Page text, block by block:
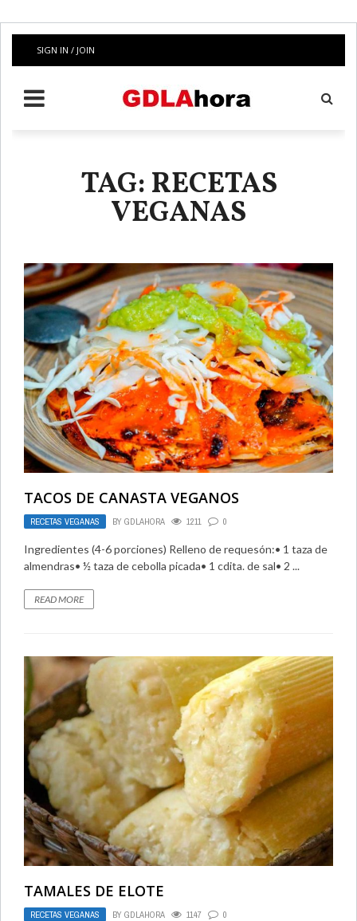
SIGN IN / JOIN
TAG: RECETAS
VEGANAS
TACOS DE CANASTA VEGANOS
RECETAS VEGANAS BY GDLAHORA 1211 0
Ingredientes (4-6 porciones) Relleno de requesón:• 1 taza de
almendras• ½ taza de cebolla picada• 1 cdita. de sal• 2 ...
READ MORE
TAMALES DE ELOTE
RECETAS VEGANAS BY GDLAHORA 1147 0